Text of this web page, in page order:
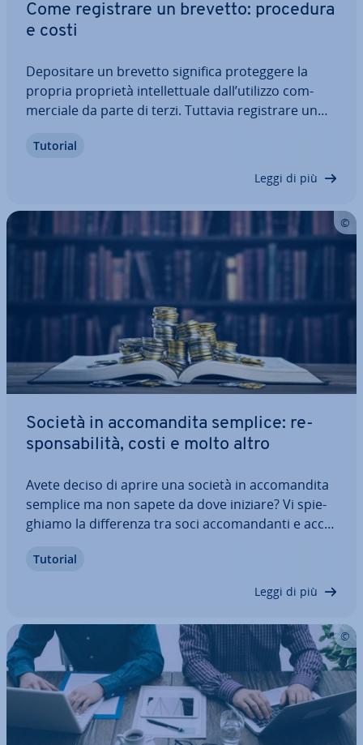
Come re­gi­stra­re un brevetto: procedura
e costi
De­po­si­ta­re un brevetto significa pro­teg­ge­re la
propria proprietà in­tel­let­tua­le dall’utilizzo com­
mer­cia­le da parte di terzi. Tuttavia re­gi­stra­re un
buona pre­pa­ra­zio­ne: sia per i brevetti nazionali
Tutorial
Leggi di più
Società in ac­co­man­di­ta semplice: re­
spon­sa­bi­li­tà, costi e molto altro
Avete deciso di aprire una società in ac­co­man­di­ta
semplice ma non sapete da dove iniziare? Vi spie­
ghia­mo la dif­fe­ren­za tra soci ac­co­man­dan­ti e ac­co­
scrivere un atto co­sti­tu­ti­vo, re­gi­stra­re la vostra
Tutorial
Leggi di più